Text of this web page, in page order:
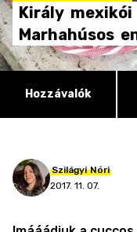
Király mexikói
Marhahúsos
Hozzávalók
Szilágyi Nóri
2017. 11. 07.